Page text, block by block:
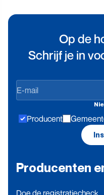
Op de
Schrijf je in
Op
de
blijvenProducent
Producenten
Doe de registratiecheck